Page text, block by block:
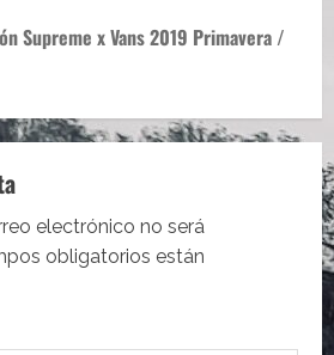
Supreme x Vans 2019 Primavera /
electrónico no será
obligatorios están